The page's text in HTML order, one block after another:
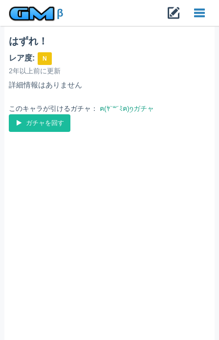
β
はずれ！
レア度: N
2年以上前に更新
詳細情報はありません
このキャラが引けるガチャ： ฅ(ﾔ`꒳´ﾐฅ)ꪆガチャ
ガチャを回す